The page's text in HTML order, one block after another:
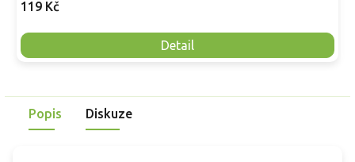
119 Kč
Detail
Popis Diskuze